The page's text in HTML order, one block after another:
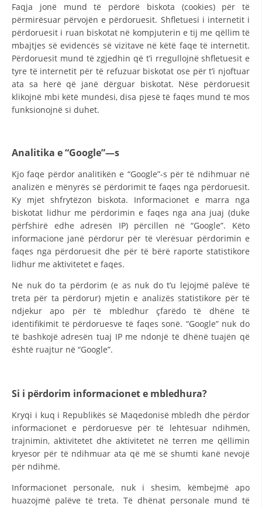
PËRGATITSHMËRI DHE VEPRIM GJATË KATASTROFAVE
EKIPE PËRGJIGJE DISASTER
STACIONIN E UJIT SHPËTIMIT – VODNO
EOK E CK
HULUMTIMI I OPINIONIT PUBLIK
BASHKËPUNIM NDËRKOMBËTAR
MARRËVESHJE
SHËRBIMI PËR KËRKIM
VEPRIMTARI SHËNDETËSORE PREVENTIVE
NDIHMA E PARË
DHURIMI I GJAKUT
MENAXHIM ME VULLNETARË
STRATEGJI
Faqja jonë mund të përdorë biskota (cookies) për të
përmirësuar përvojën e përdoruesit. Shfletuesi i internetit i
përdoruesit i ruan biskotat në kompjuterin e tij me qëllim të
mbajtjes së evidencës së vizitave në këtë faqe të internetit.
Përdoruesit mund të zgjedhin që t’i rregullojnë shfletuesit e
tyre të internetit për të refuzuar biskotat ose për t’i njoftuar
ata sa herë që janë dërguar biskotat. Nëse përdoruesit
klikojnë mbi këtë mundësi, disa pjesë të faqes mund të mos
funksionojnë si duhet.
Analitika e “Google”—s
Kjo faqe përdor analitikën e “Google”-s për të ndihmuar në
analizën e mënyrës së përdorimit të faqes nga përdoruesit.
Ky mjet shfrytëzon biskota. Informacionet e marra nga
biskotat lidhur me përdorimin e faqes nga ana juaj (duke
përfshirë edhe adresën IP) përcillen në “Google”. Këto
informacione janë përdorur për të vlerësuar përdorimin e
faqes nga përdoruesit dhe për të bërë raporte statistikore
lidhur me aktivitetet e faqes.
Ne nuk do ta përdorim (e as nuk do t’u lejojmë palëve të
treta për ta përdorur) mjetin e analizës statistikore për të
ndjekur apo për të mbledhur çfarëdo të dhëne të
identifikimit të përdoruesve të faqes sonë. “Google” nuk do
të bashkojë adresën tuaj IP me ndonjë të dhënë tuajën që
është ruajtur në “Google”.
Si i përdorim informacionet e mbledhura?
Kryqi i kuq i Republikës së Maqedonisë mbledh dhe përdor
informacionet e përdoruesve për të lehtësuar ndihmën,
trajnimin, aktivitetet dhe aktivitetet në terren me qëllimin
kryesor për të ndihmuar ata që më së shumti kanë nevojë
për ndihmë.
Informacionet personale, nuk i shesim, këmbejmë apo
huazojmë palëve të treta. Të dhënat personale mund të